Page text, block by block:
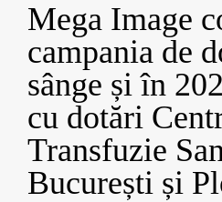
Mega Image
campania de
sânge și în
cu dotări
Transfuzie
București și